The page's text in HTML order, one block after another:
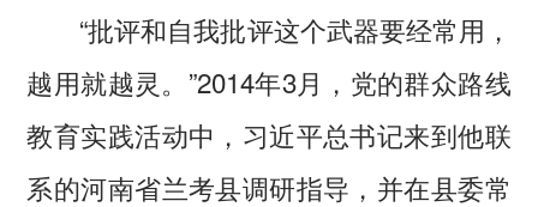
“批评和自我批评这个武器要经常用，
越用就越灵。”2014年3月，党的群众路线
教育实践活动中，习近平总书记来到他联
系的河南省兰考县调研指导，并在县委常